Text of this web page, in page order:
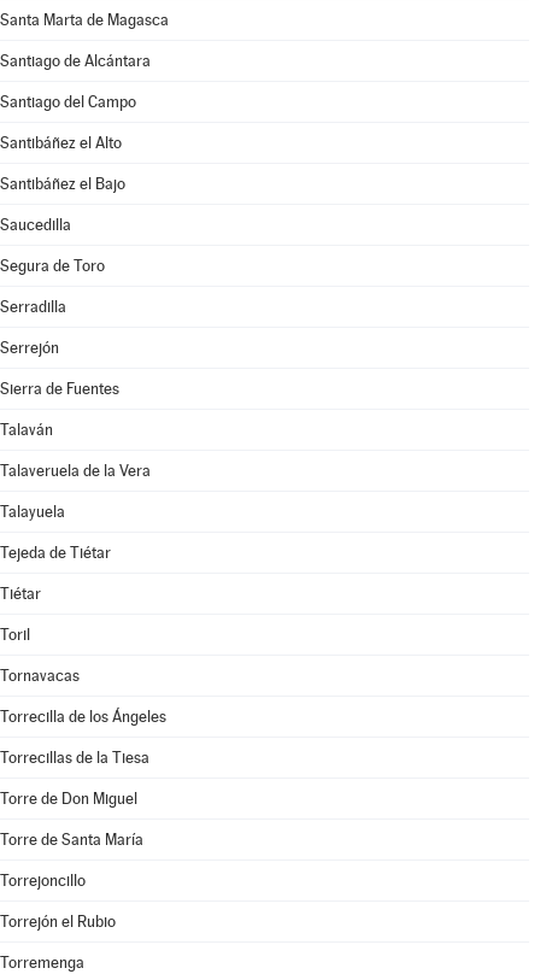
Santa Marta de Magasca
Santiago de Alcántara
Santiago del Campo
Santibáñez el Alto
Santibáñez el Bajo
Saucedilla
Segura de Toro
Serradilla
Serrejón
Sierra de Fuentes
Talaván
Talaveruela de la Vera
Talayuela
Tejeda de Tiétar
Tiétar
Toril
Tornavacas
Torrecilla de los Ángeles
Torrecillas de la Tiesa
Torre de Don Miguel
Torre de Santa María
Torrejoncillo
Torrejón el Rubio
Torremenga